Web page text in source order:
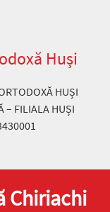
Huși
HUȘI
– FILIALA HUȘI
Chiriachi